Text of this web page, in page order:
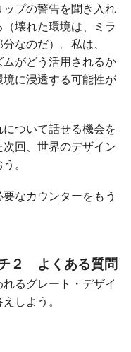
プの警告を聞き入れ
壊れた環境は、ミラ
なのだ）。私は、
がどう活用されるか
に浸透する可能性が
ついて話せる機会を
回、世界のデザイン
。
なカウンターをもう
２ よくある質問
るグレート・デザイ
しよう。